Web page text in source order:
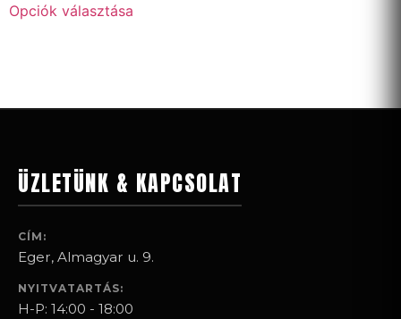
Opciók választása
ÜZLETÜNK & KAPCSOLAT
CÍM:
Eger, Almagyar u. 9.
NYITVATARTÁS:
H-P: 14:00 - 18:00